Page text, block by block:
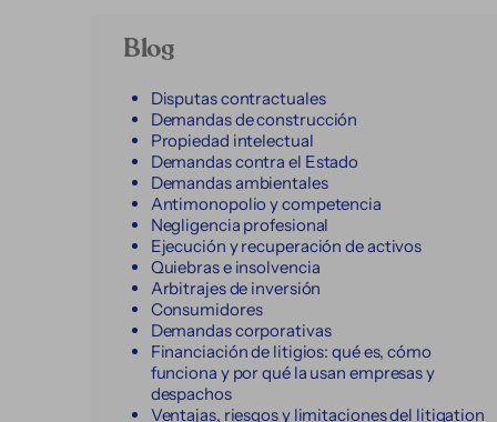
Blog
Disputas contractuales
Demandas de construcción
Propiedad intelectual
Demandas contra el Estado
Demandas ambientales
Antimonopolio y competencia
Negligencia profesional
Ejecución y recuperación de activos
Quiebras e insolvencia
Arbitrajes de inversión
Consumidores
Demandas corporativas
Financiación de litigios: qué es, cómo
funciona y por qué la usan empresas y
despachos
Ventajas, riesgos y limitaciones del litigation